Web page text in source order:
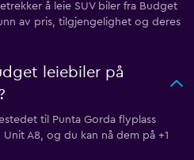
å leie SUV biler fra Budget
av pris, tilgjengelighet og deres
leiebiler på
til Punta Gorda flyplass
A8, og du kan nå dem på +1